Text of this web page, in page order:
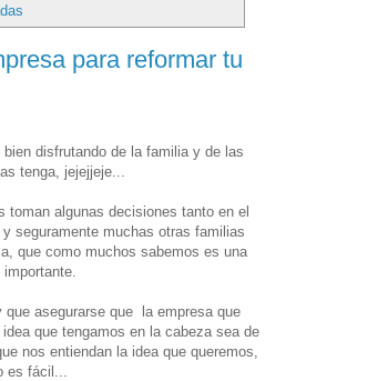
para reformar tu
disfrutando de la familia y de las
tenga, jejejjeje...
toman algunas decisiones tanto en el
seguramente muchas otras familias
que como muchos sabemos es una
que asegurarse que la empresa que
que tengamos en la cabeza sea de
nos entiendan la idea que queremos,
es fácil...